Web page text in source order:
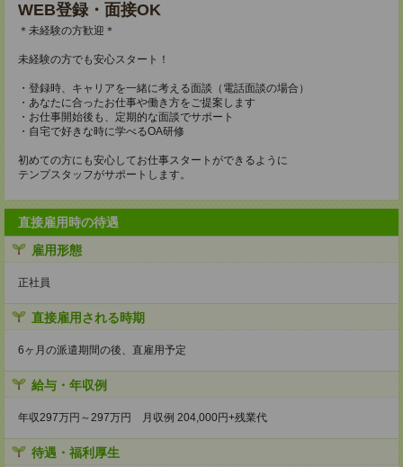
WEB登録・面接OK
＊未経験の方歓迎＊
未経験の方でも安心スタート！
・登録時、キャリアを一緒に考える面談（電話面談の場合）
・あなたに合ったお仕事や働き方をご提案します
・お仕事開始後も、定期的な面談でサポート
・自宅で好きな時に学べるOA研修
初めての方にも安心してお仕事スタートができるように
テンプスタッフがサポートします。
直接雇用時の待遇
雇用形態
正社員
直接雇用される時期
6ヶ月の派遣期間の後、直雇用予定
給与・年収例
年収297万円～297万円 月収例 204,000円+残業代
待遇・福利厚生